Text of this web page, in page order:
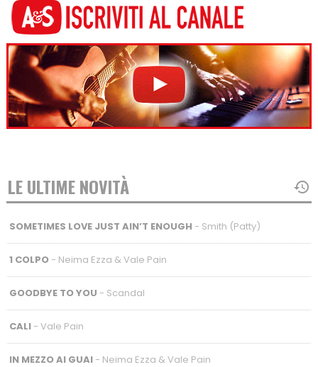
LE ULTIME NOVITÀ
SOMETIMES LOVE JUST AIN’T ENOUGH - Smith (Patty)
1 COLPO- Neima Ezza & Vale Pain
GOODBYE TO YOU - Scandal
CALI- Vale Pain
IN MEZZO AI GUAI- Neima Ezza & Vale Pain